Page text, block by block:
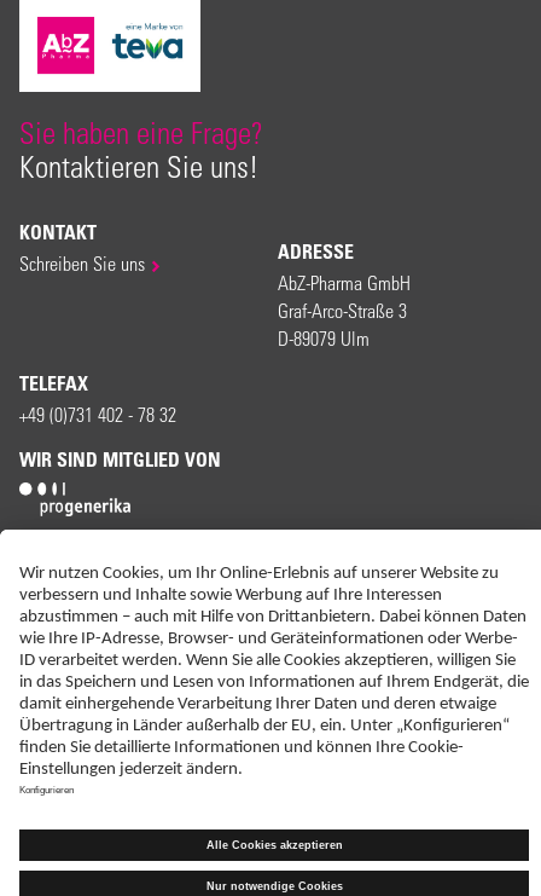
Sie haben eine Frage?
Kontaktieren Sie uns!
KONTAKT
Schreiben Sie uns ADRESSE
AbZ-Pharma GmbH
Graf-Arco-Straße 3
D-89079 Ulm
TELEFAX
+49 (0)731 402 - 78 32
WIR SIND MITGLIED VON
ERKLÄRUNG ZUR BARRIEREFREIHEIT
IMPRESSUM
KONTAKT
NEBENWIRKUNGSANZEIGEN
LIEFER-AGB